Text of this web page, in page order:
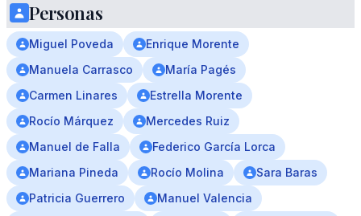
Personas
Miguel Poveda
Enrique Morente
Manuela Carrasco
María Pagés
Carmen Linares
Estrella Morente
Rocío Márquez
Mercedes Ruiz
Manuel de Falla
Federico García Lorca
Mariana Pineda
Rocío Molina
Sara Baras
Patricia Guerrero
Manuel Valencia